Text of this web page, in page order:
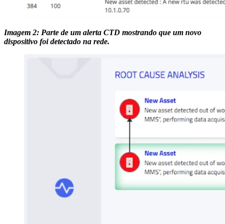
Imagem 2: Parte de um alerta CTD mostrando que um novo
dispositivo foi detectado na rede.